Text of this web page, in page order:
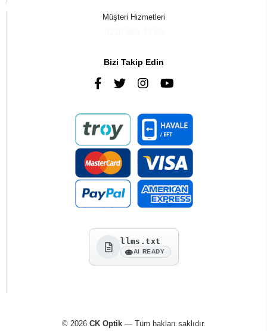
Müşteri Hizmetleri
Bizi Takip Edin
llms.txt
AI READY
© 2026 CK Optik— Tüm hakları saklıdır.